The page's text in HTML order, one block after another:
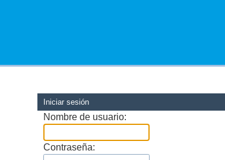
Iniciar sesión
Nombre de usuario:
Contraseña: